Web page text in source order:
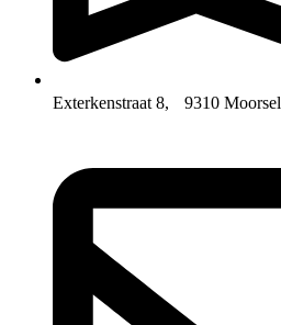
Exterkenstraat 8, 9310 Moorsel